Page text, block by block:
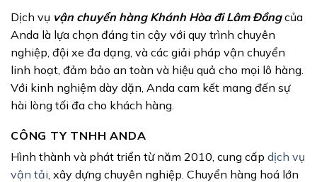
Dịch vụ vận chuyển hàng Khánh Hòa đi Lâm Đồngcủa
Anda là lựa chọn đáng tin cậy với quy trình chuyên
nghiệp, đội xe đa dạng, và các giải pháp vận chuyển
linh hoạt, đảm bảo an toàn và hiệu quả cho mọi lô hàng.
Với kinh nghiệm dày dặn, Anda cam kết mang đến sự
hài lòng tối đa cho khách hàng.
CÔNG TY TNHH ANDA
Hình thành và phát triển từ năm 2010, cung cấp dịch vụ
vận tải , xây dựng chuyên nghiệp. Chuyển hàng hoá lớn